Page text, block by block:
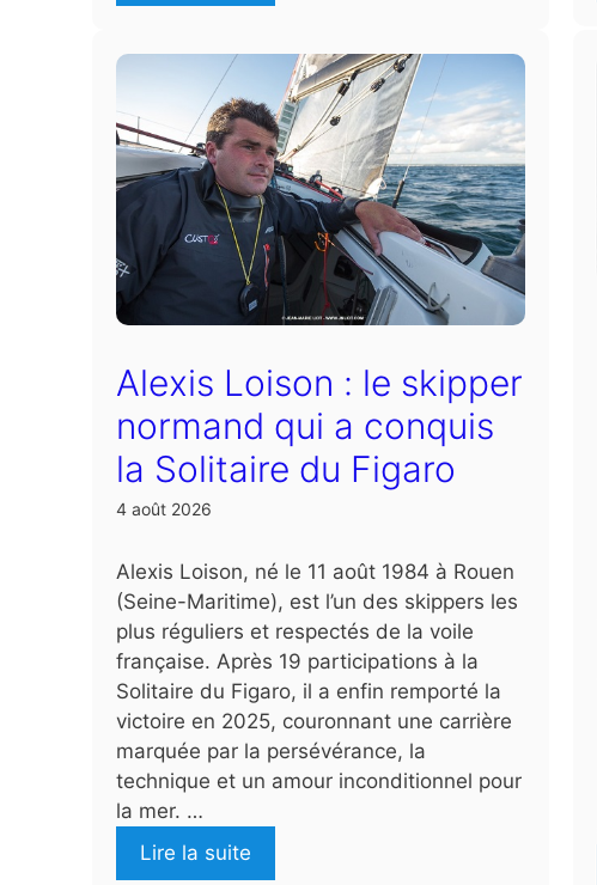
Alexis Loison : le skipper
normand qui a conquis
la Solitaire du Figaro
4 août 2026
Alexis Loison, né le 11 août 1984 à Rouen
(Seine-Maritime), est l’un des skippers les
plus réguliers et respectés de la voile
française. Après 19 participations à la
Solitaire du Figaro, il a enfin remporté la
victoire en 2025, couronnant une carrière
marquée par la persévérance, la
technique et un amour inconditionnel pour
la mer. …
Lire la suite